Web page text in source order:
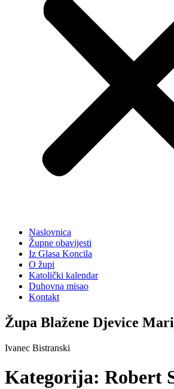
Naslovnica
Župne obavijesti
Iz Glasa Koncila
O župi
Katolički kalendar
Duhovna misao
Kontakt
Župa Blažene Djevice
Ivanec Bistranski
Kategorija: Robert